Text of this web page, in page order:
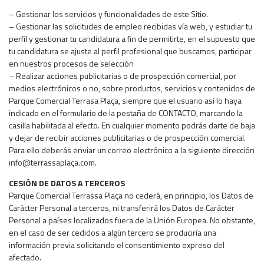
– Gestionar los servicios y funcionalidades de este Sitio.
– Gestionar las solicitudes de empleo recibidas vía web, y estudiar tu
perfil y gestionar tu candidatura a fin de permitirte, en el supuesto que
tu candidatura se ajuste al perfil profesional que buscamos, participar
en nuestros procesos de selección
– Realizar acciones publicitarias o de prospección comercial, por
medios electrónicos o no, sobre productos, servicios y contenidos de
Parque Comercial Terrasa Plaça, siempre que el usuario así lo haya
indicado en el formulario de la pestaña de CONTACTO, marcando la
casilla habilitada al efecto. En cualquier momento podrás darte de baja
y dejar de recibir acciones publicitarias o de prospección comercial.
Para ello deberás enviar un correo electrónico a la siguiente dirección
info@terrassaplaça.com.
CESIÓN DE DATOS A TERCEROS
Parque Comercial Terrassa Plaça no cederá, en principio, los Datos de
Carácter Personal a terceros, ni transferirá los Datos de Carácter
Personal a países localizados fuera de la Unión Europea. No obstante,
en el caso de ser cedidos a algún tercero se produciría una
información previa solicitando el consentimiento expreso del
afectado.